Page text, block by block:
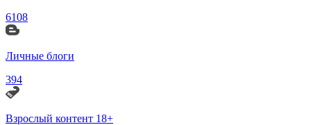
6108
Личные блоги
394
Взрослый контент 18+